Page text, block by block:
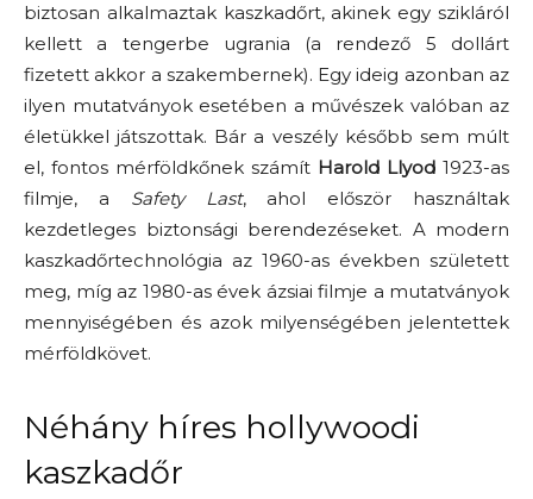
biztosan alkalmaztak kaszkadőrt, akinek egy szikláról
kellett a tengerbe ugrania (a rendező 5 dollárt
fizetett akkor a szakembernek). Egy ideig azonban az
ilyen mutatványok esetében a művészek valóban az
életükkel játszottak. Bár a veszély később sem múlt
el, fontos mérföldkőnek számít Harold Llyod 1923-as
filmje, a Safety Last, ahol először használtak
kezdetleges biztonsági berendezéseket. A modern
kaszkadőrtechnológia az 1960-as években született
meg, míg az 1980-as évek ázsiai filmje a mutatványok
mennyiségében és azok milyenségében jelentettek
mérföldkövet.
Néhány híres hollywoodi
kaszkadőr